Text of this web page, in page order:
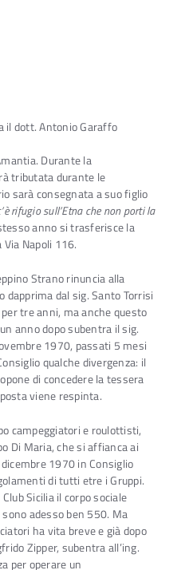
il dott. Antonio Garaffo
Durante la
tributata durante le
sarà consegnata a suo figlio
rifugio sull’Etna che non porti la
anno si trasferisce la
Napoli 116.
Strano rinuncia alla
dal sig. Santo Torrisi
tre anni, ma anche questo
anno dopo subentra il sig.
1970, passati 5 mesi
qualche divergenza: il
di concedere la tessera
viene respinta.
campeggiatori e roulottisti,
Di Maria, che si affianca ai
1970 in Consiglio
di tutti etre i Gruppi.
Sicilia il corpo sociale
adesso ben 550. Ma
ha vita breve e già dopo
Zipper, subentra all’ing.
per operare un